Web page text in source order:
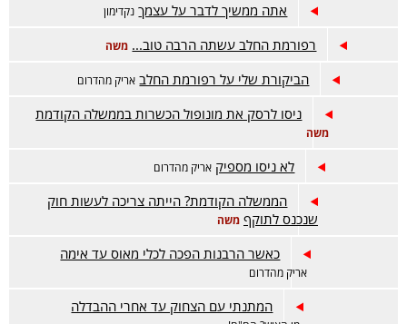
אתה ממשיך לדבר על עצמך נקדימון
רפורמת החלב עשתה הרבה טוב... משה
הביקורת שלי על רפורמת החלב אריק מהדרום
ניסו לרסק את מונופול הכשרות בממשלה הקודמת
משה
לא ניסו מספיק אריק מהדרום
הממשלה הקודמת? הייתה צריכה לעשות חוק
שנכנס לתוקף משה
כאשר הרבנות הפכה לכלי מאוס עד אימה
אריק מהדרום
המתנתי עם הצחוק עד אחרי ההבדלה